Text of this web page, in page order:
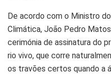
De acordo com o Ministro
Climática, João Pedro
cerimónia de assinatura do
rio vivo, que corre
os travões certos quando a